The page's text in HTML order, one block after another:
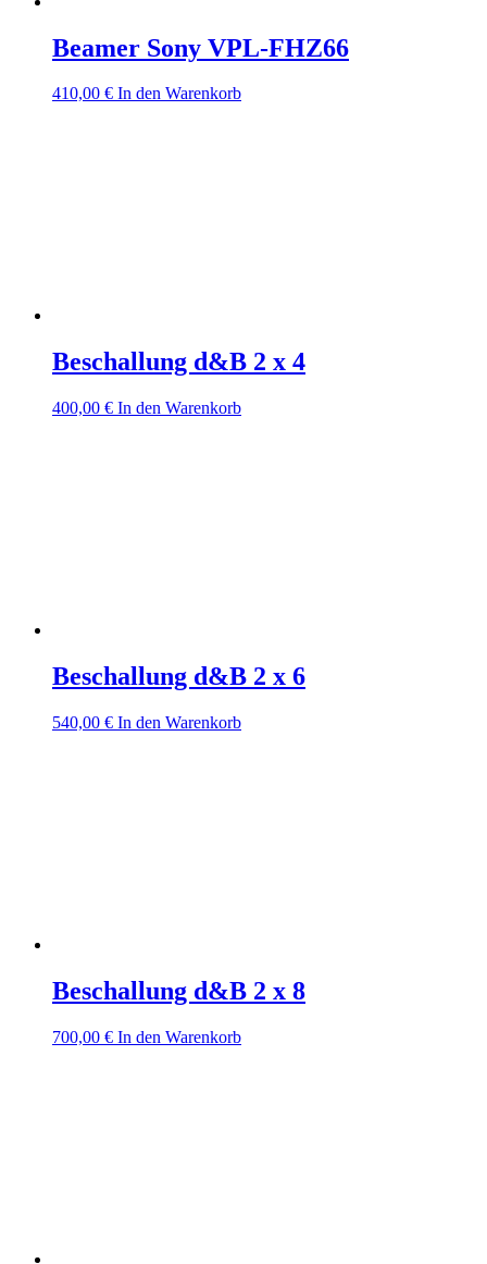
Beamer Sony VPL-FHZ66
410,00 € In den Warenkorb
Beschallung d&B 2 x 4
400,00 € In den Warenkorb
Beschallung d&B 2 x 6
540,00 € In den Warenkorb
Beschallung d&B 2 x 8
700,00 € In den Warenkorb